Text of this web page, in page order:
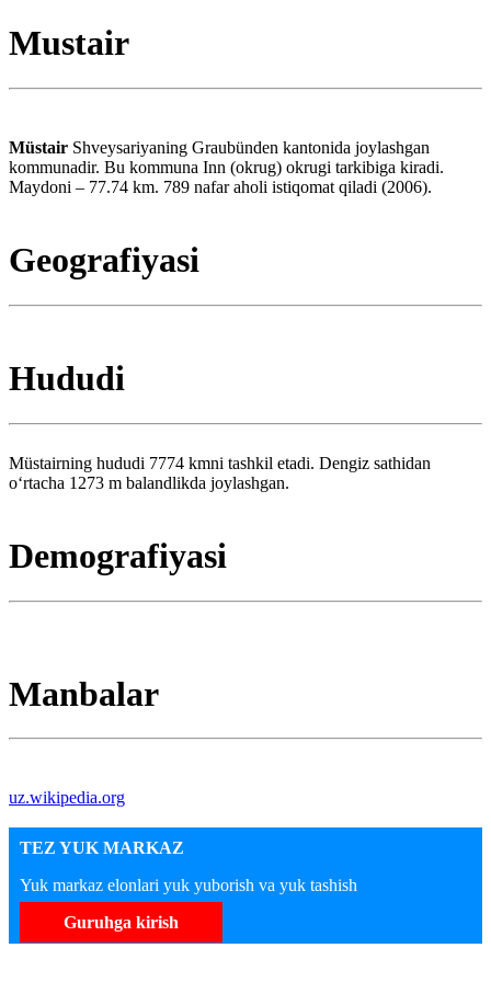
Mustair
Müstair Shveysariyaning Graubünden kantonida joylashgan
kommunadir. Bu kommuna Inn (okrug) okrugi tarkibiga kiradi.
Maydoni – 77.74 km. 789 nafar aholi istiqomat qiladi (2006).
Geografiyasi
Hududi
Müstairning hududi 7774 kmni tashkil etadi. Dengiz sathidan
oʻrtacha 1273 m balandlikda joylashgan.
Demografiyasi
Manbalar
uz.wikipedia.org
TEZ YUK MARKAZ
Yuk markaz elonlari yuk yuborish va yuk tashish
Guruhga kirish